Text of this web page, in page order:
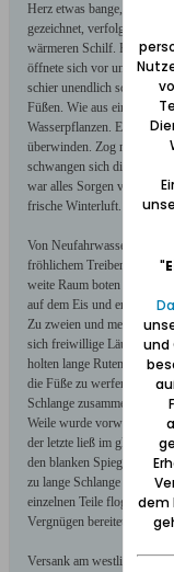
Herz etwas bange, wenn
gezeichnet, verfolgte; denn
wärmeren Schilf. Hatten
öffnete sich vor uns die
schier unendlich schien.
Füßen. Wie aus einer
Wasserpflanzen. Es
überwinden. Zog man
schwangen sich die
war alles Sorgen
frische Winterluft.
Von Neufahrwasser und
fröhlichem Treiben auf dem
weite Raum boten
auf dem Eis und erdachte
Zu zweien und mehr flogen
sich freiwillige Läufer, und
holten lange Ruten aus
die Füße zu werfen.
Schlange zusammen. Wir
Weile wurde vorwärts
der letzte ließ im gleichen
den blanken Spiegel,
zu lange Schlange im
einzelnen Teile flogen je
Vergnügen bereitete. Bei
Versank am westlichen
"
und
dem